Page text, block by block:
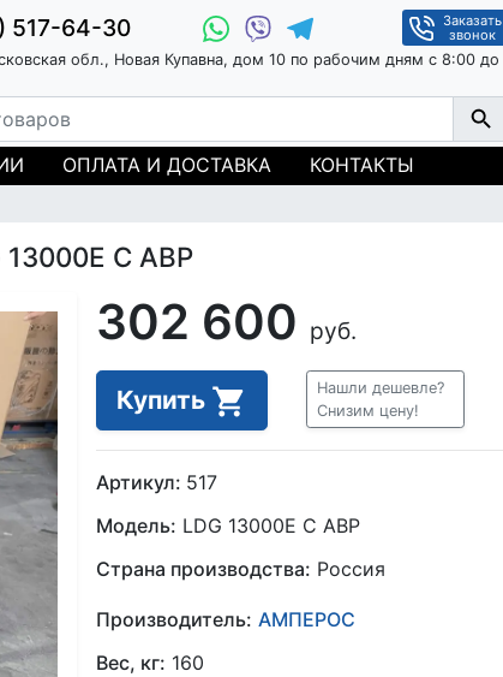
517-64-30
Заказать
звонок
обл., Новая Купавна, дом 10 по рабочим дням с 8:00 до
ОПЛАТА И ДОСТАВКА КОНТАКТЫ
С АВР
302 600 руб.
Купить
Нашли дешевле?
Снизим цену!
Артикул: 517
Модель: LDG 13000E С АВР
Страна производства: Россия
Производитель: АМПЕРОС
Вес, кг: 160